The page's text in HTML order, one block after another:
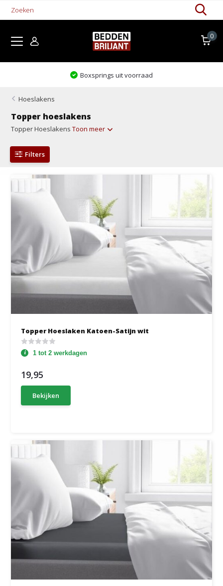
0
Boxsprings uit voorraad
Hoeslakens
Topper hoeslakens
Topper HoeslakensToon meer
Filters
Topper Hoeslaken Katoen-Satijn wit
1 tot 2 werkdagen
19,95
Bekijken